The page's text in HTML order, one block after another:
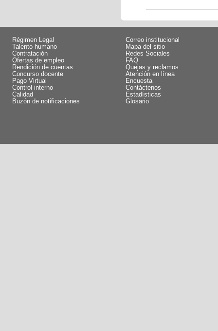
Régimen Legal
Talento humano
Contratación
Ofertas de empleo
Rendición de cuentas
Concurso docente
Pago Virtual
Control interno
Calidad
Buzón de notificaciones
Correo institucional
Mapa del sitio
Redes Sociales
FAQ
Quejas y reclamos
Atención en línea
Encuesta
Contáctenos
Estadísticas
Glosario